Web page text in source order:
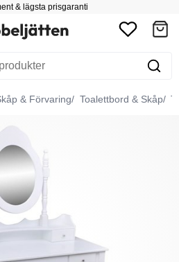
& lägsta prisgaranti
& Förvaring Toalettbord & Skåp